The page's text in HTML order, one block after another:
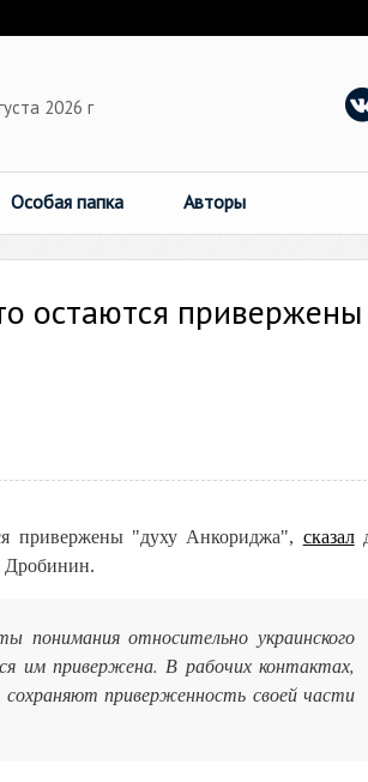
2026 г
Особая папка Авторы
остаются
привержены "духу Анкориджа", сказал
Дробинин.
понимания относительно украинского
им привержена. В рабочих контактах,
приверженность своей части